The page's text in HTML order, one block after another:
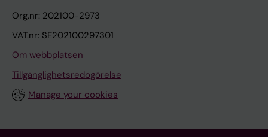
Org.nr: 202100-2973
VAT.nr: SE202100297301
Om webbplatsen
Tillgänglighetsredogörelse
Manage your cookies